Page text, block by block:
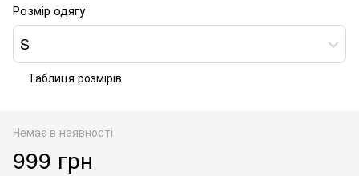
Розмір одягу
S
Таблиця розмірів
Немає в наявності
999 грн